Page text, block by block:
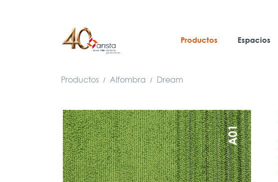
Productos Espacios
Productos / Alfombra / Dream